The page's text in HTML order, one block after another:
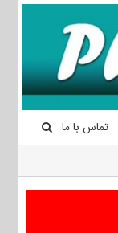
تماس با ما